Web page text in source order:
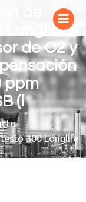
de
Longlife
de O2 y
ppm
(i
300 Longlife